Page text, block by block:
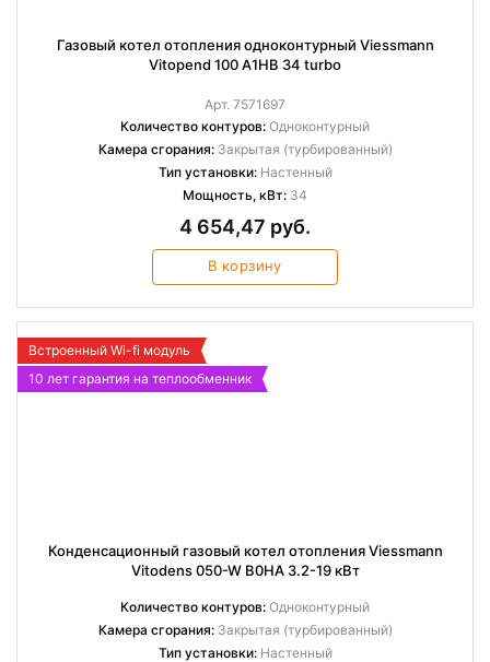
Газовый котел отопления одноконтурный Viessmann
Vitopend 100 A1HB 34 turbo
Арт. 7571697
Количество контуров: Одноконтурный
Камера сгорания:Закрытая (турбированный)
Тип установки:Настенный
Мощность, кВт: 34
4 654,47 руб.
В корзину
Встроенный Wi-fi модуль
10 лет гарантия на теплообменник
Конденсационный газовый котел отопления Viessmann
Vitodens 050-W B0HA 3.2-19 кВт
Количество контуров: Одноконтурный
Камера сгорания:Закрытая (турбированный)
Тип установки:Настенный